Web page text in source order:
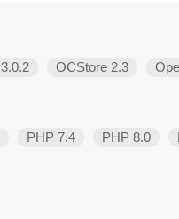
OCStore 2.3
PHP 7.4 PHP 8.0